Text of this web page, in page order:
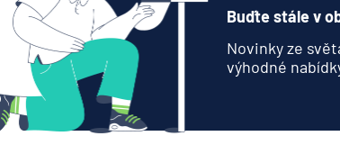
Buďte stále v
Novinky ze
výhodné